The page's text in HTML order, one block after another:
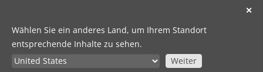
✕
Wählen Sie ein anderes Land, um Ihrem Standort
entsprechende Inhalte zu sehen.
Weiter